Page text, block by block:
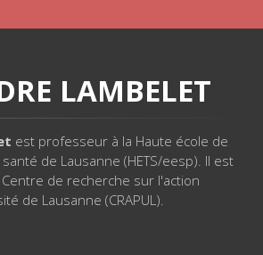
LAMBELET
est professeur à la Haute école de
de Lausanne (HETS/eesp). Il est
de recherche sur l'action
de Lausanne (CRAPUL).